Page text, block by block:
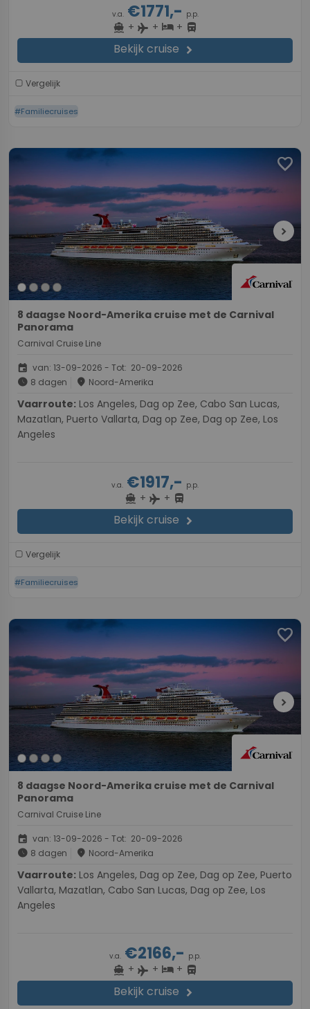
v.a.€1771,- p.p.
directions_boat + flight + hotel+ directions_bus
Bekijk cruise chevron_right
Vergelijk
#Familiecruises
favorite
chevron_right
8 daagse Noord-Amerika cruise met de Carnival
Panorama
Carnival Cruise Line
event van: 13-09-2026 - Tot: 20-09-2026
schedule 8 dagen place Noord-Amerika
Vaarroute:
Mazatlan, Puerto Vallarta, Dag op Zee, Dag op Zee, Los
Angeles
v.a. €1917,- p.p.
directions_boat + flight + directions_bus
Bekijk cruise chevron_right
Vergelijk
#Familiecruises
favorite
chevron_right
8 daagse Noord-Amerika cruise met de Carnival
Panorama
Carnival Cruise Line
event van: 13-09-2026 - Tot: 20-09-2026
schedule 8 dagen place Noord-Amerika
Vaarroute:
Vallarta, Mazatlan, Cabo San Lucas, Dag op Zee, Los
Angeles
v.a. €2166,- p.p.
directions_boat + flight + hotel+ directions_bus
Bekijk cruise chevron_right